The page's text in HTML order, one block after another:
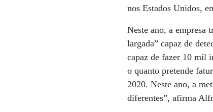
nos Estados Unidos,
Neste ano, a empresa
largada” capaz de
capaz de fazer 10 mil
o quanto pretende
2020. Neste ano, a
diferentes”, afirma